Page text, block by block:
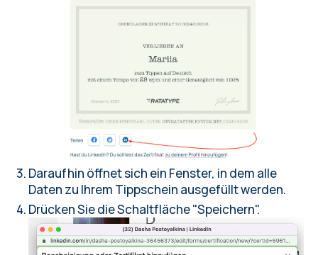
Daraufhin öffnet sich ein Fenster, in dem alle
Daten zu Ihrem Tippschein ausgefüllt werden.
Drücken Sie die Schaltfläche "Speichern".